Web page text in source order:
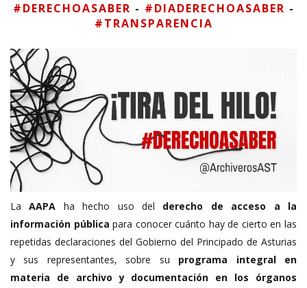
#DERECHOASABER - #DIADERECHOASABER -
#TRANSPARENCIA
LaAAPA ha hecho uso del derecho de acceso a la
información pública para conocer cuánto hay de cierto en las
repetidas declaraciones del Gobierno del Principado de Asturias
y sus representantes, sobre su programa integral en
materia de archivo y documentación en los órganos